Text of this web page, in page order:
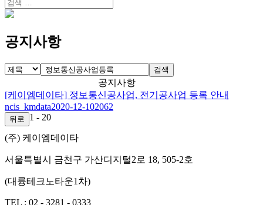
공지사항
검색
공지사항
[케이엠데이타] 정보통신공사업, 전기공사업 등록 안내
ncis_kmdata2020-12-102062
뒤로 1 - 20
(주) 케이엠데이타
서울특별시 금천구 가산디지털2로 18, 505-2호
(대륭테크노타운1차)
TEL : 02 - 3281 - 0333